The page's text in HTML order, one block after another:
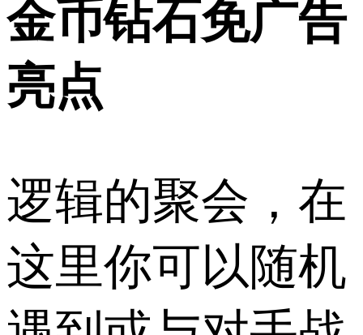
金币钻石免广告
亮点
逻辑的聚会，在
这里你可以随机